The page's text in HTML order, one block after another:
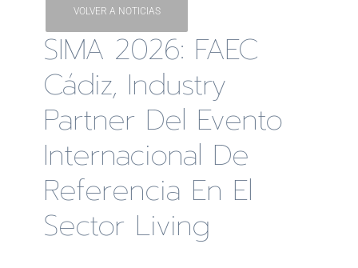
VOLVER A NOTICIAS
SIMA 2026: FAEC
Cádiz, Industry
Partner Del Evento
Internacional De
Referencia En El
Sector Living